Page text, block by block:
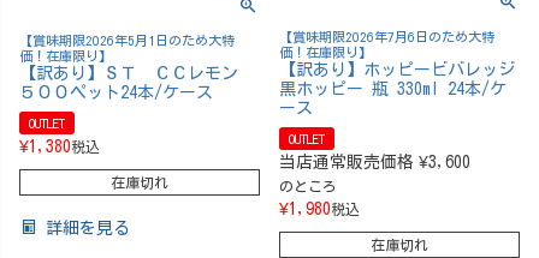
【賞味期限2026年5月1日のため大特
価！在庫限り】
【訳あり】ＳＴ ＣＣレモン
５００ペット24本/ケース
OUTLET
¥1,380税込
在庫切れ
詳細を見る
【賞味期限2026年7月6日のため大特
価！在庫限り】
【訳あり】ホッピービバレッジ
黒ホッピー 瓶 330ml 24本/ケ
ース
OUTLET
当店通常販売価格 ¥3,600
のところ
¥1,980税込
在庫切れ